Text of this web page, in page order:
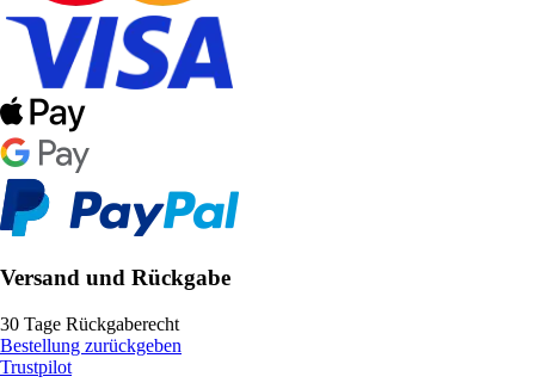
Versand und Rückgabe
30 Tage Rückgaberecht
Bestellung zurückgeben
Trustpilot